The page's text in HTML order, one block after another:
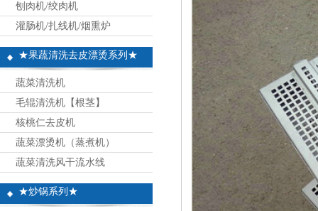
刨肉机/绞肉机
灌肠机/扎线机/烟熏炉
★果蔬清洗去皮漂烫系列★
蔬菜清洗机
毛辊清洗机【根茎】
核桃仁去皮机
蔬菜漂烫机（蒸煮机）
蔬菜清洗风干流水线
★炒锅系列★